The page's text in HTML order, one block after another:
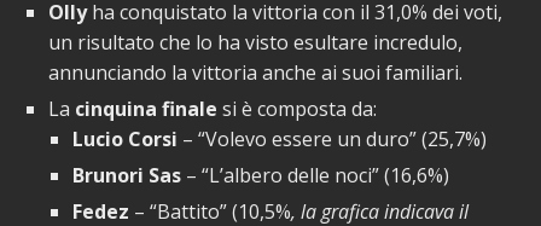
Ollyha conquistato la vittoria con il 31,0% dei voti,
un risultato che lo ha visto esultare incredulo,
annunciando la vittoria anche ai suoi familiari.
La cinquina finale si è composta da:
Lucio Corsi – “Volevo essere un duro” (25,7%)
Brunori Sas – “L’albero delle noci” (16,6%)
Fedez – “Battito” (10,5%, la grafica indicava il